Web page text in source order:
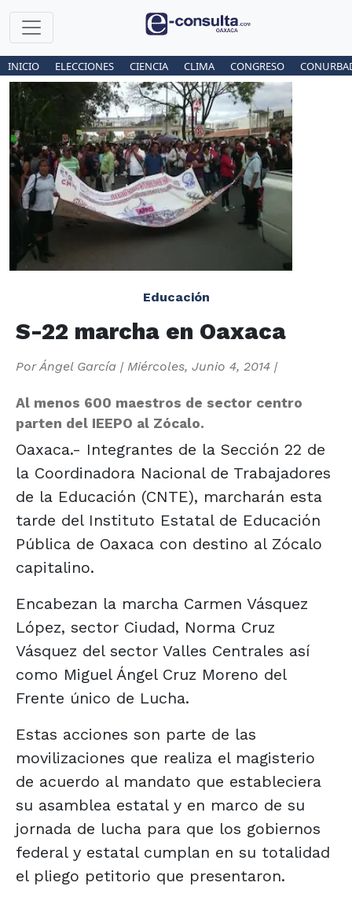
INICIO ELECCIONES CIENCIA CLIMA CONGRESO
Educación
S-22 marcha en Oaxaca
PorÁngel García | Miércoles, Junio 4, 2014 |
Al menos 600 maestros de sector centro
parten del IEEPO al Zócalo.
Oaxaca.- Integrantes de la Sección 22 de
la Coordinadora Nacional de Trabajadores
de la Educación (CNTE), marcharán esta
tarde del Instituto Estatal de Educación
Pública de Oaxaca con destino al Zócalo
capitalino.
Encabezan la marcha Carmen Vásquez
López, sector Ciudad, Norma Cruz
Vásquez del sector Valles Centrales así
como Miguel Ángel Cruz Moreno del
Frente único de Lucha.
Estas acciones son parte de las
movilizaciones que realiza el magisterio
de acuerdo al mandato que estableciera
su asamblea estatal y en marco de su
jornada de lucha para que los gobiernos
federal y estatal cumplan en su totalidad
el pliego petitorio que presentaron.